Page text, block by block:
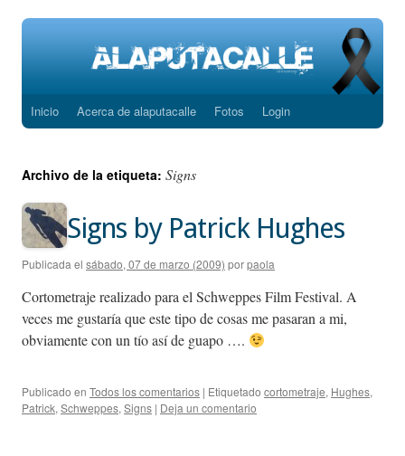
Saltar
contenido
Inicio Acerca de alaputacalle Fotos Login
Archivo de la etiqueta: Signs
Signs by Patrick Hughes
Publicada el sábado, 07 de marzo (2009) porpaola
Cortometraje realizado para el Schweppes Film Festival. A
veces me gustaría que este tipo de cosas me pasaran a mi,
obviamente con un tío así de guapo ….
Publicado en Todos los comentarios | Etiquetado cortometraje, Hughes,
Patrick, Schweppes, Signs | Deja un comentario